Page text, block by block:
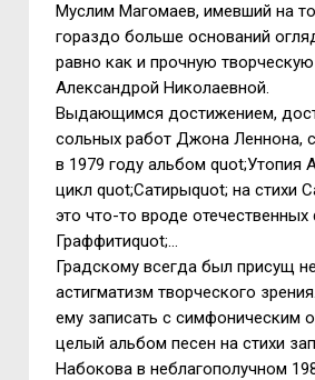
Муслим Магомаев, имевший на
гораздо больше оснований
равно как и прочную
Александрой Николаевной.
Выдающимся достижением,
сольных работ Джона Леннона,
в 1979 году альбом quot;Утопия
цикл quot;Сатирыquot; на стихи
это что-то вроде
Граффитиquot;…
Градскому всегда был присущ
астигматизм творческого
ему записать с симфоническим
целый альбом песен на стихи
Набокова в неблагополучном